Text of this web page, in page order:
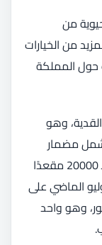
من
من الخيارات
حول المملكة
وهو
دولار وسيشمل مضمار
سباق سيارات الفورمولا 1 ، واستادًا يتسع لـ 20000 مقعدًا
الماضي على
وهو واحد